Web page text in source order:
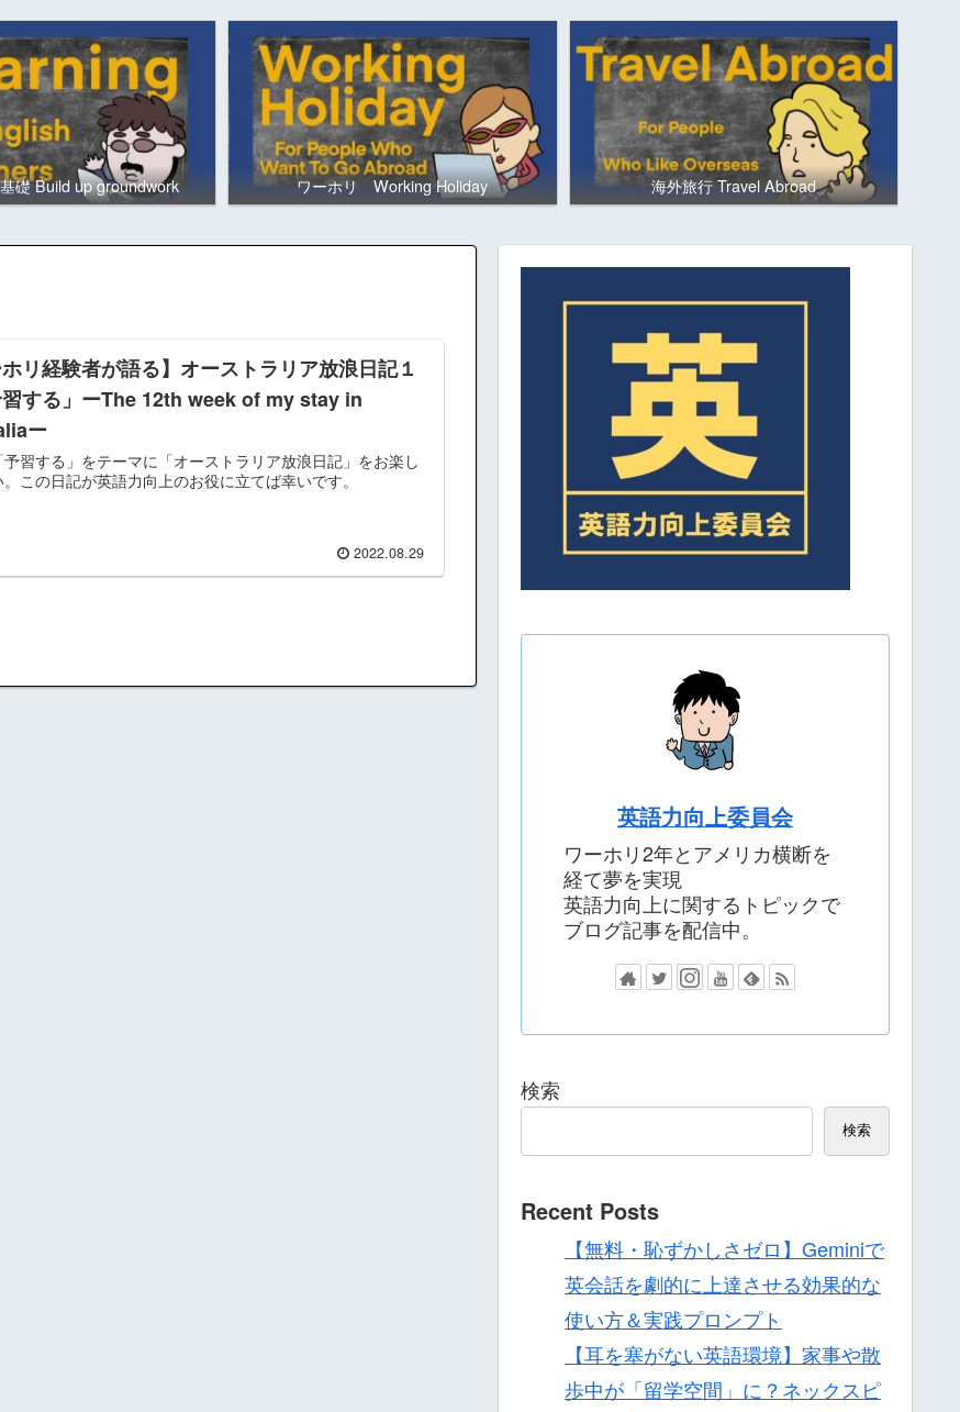
礎 Build up groundwork ワーホリ Working Holiday 海外旅行 Travel Abroad
ホリ経験者が語る】オーストラリア放浪日記１
習する」ーThe 12th week of my stay in
ー
習する」をテーマに「オーストラリア放浪日記」をお楽し
この日記が英語力向上のお役に立てば幸いです。
2022.08.29
英語力向上委員会
ワーホリ2年とアメリカ横断を
経て夢を実現
英語力向上に関するトピックで
ブログ記事を配信中。
検索
検索
Recent Posts
【無料・恥ずかしさゼロ】Geminiで
英会話を劇的に上達させる効果的な
使い方＆実践プロンプト
【耳を塞がない英語環境】家事や散
歩中が「留学空間」に？ネックスピ